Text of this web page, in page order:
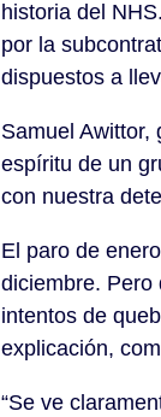
historia del
por la
dispuestos a
Samuel Awittor,
espíritu de un
con nuestra
El paro de
diciembre. Pero
intentos de
explicación,
“Se ve